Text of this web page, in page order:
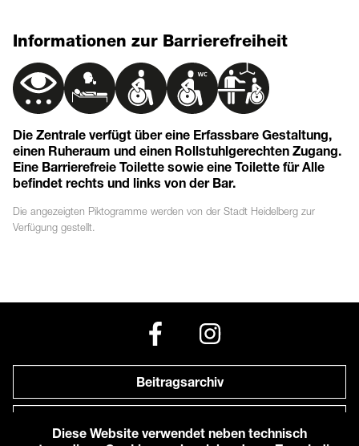
Informationen zur Barrierefreiheit
Die Zentrale verfügt über eine Erfassbare Gestaltung,
einen Ruheraum und einen Rollstuhlgerechten Zugang.
Eine Barrierefreie Toilette sowie eine Toilette für Alle
befindet rechts und links von der Bar.
Die angezeigten Piktogramme werden von der Stadt Heidelberg zur
Verfügung gestellt.
Beitragsarchiv
Diese Website verwendet neben technisch